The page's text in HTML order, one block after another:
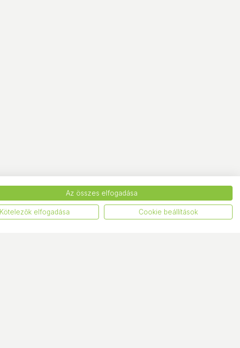
Az összes elfogadása
Kötelezők elfogadása Cookie beállítások